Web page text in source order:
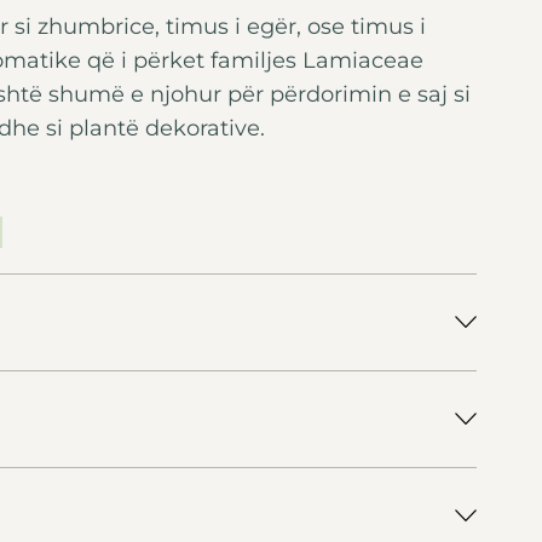
si zhumbrice, timus i egër, ose timus i
që i përket familjes Lamiaceae
shumë e njohur për përdorimin e saj si
si plantë dekorative.